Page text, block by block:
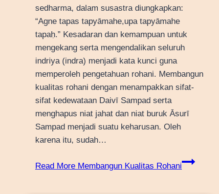
sedharma, dalam susastra diungkapkan:
“Agne tapas tapyāmahe,upa tapyāmahe
tapaḥ.” Kesadaran dan kemampuan untuk
mengekang serta mengendalikan seluruh
indriya (indra) menjadi kata kunci guna
memperoleh pengetahuan rohani. Membangun
kualitas rohani dengan menampakkan sifat-
sifat kedewataan Daivī Sampad serta
menghapus niat jahat dan niat buruk Āsurī
Sampad menjadi suatu keharusan. Oleh
karena itu, sudah…
Read More Membangun Kualitas Rohani